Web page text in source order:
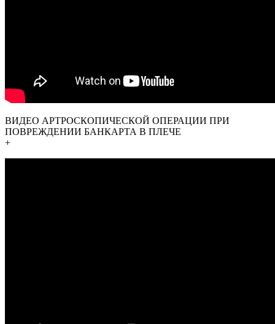
ВИДЕО АРТРОСКОПИЧЕСКОЙ ОПЕРАЦИИ ПРИ
ПОВРЕЖДЕНИИ БАНКАРТА В ПЛЕЧЕ
+